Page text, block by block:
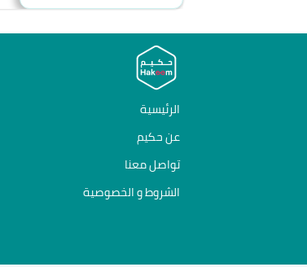
الرئيسية
عن حكيم
تواصل معنا
الشروط و الخصوصية